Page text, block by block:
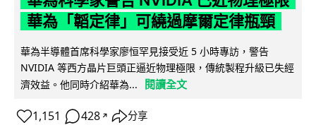
華為「韜定律」可繞過摩爾定律瓶頸
華為半導體首席科學家廖恒罕見接受近 5 小時專訪，警告
NVIDIA 等西方晶片巨頭正逼近物理極限，傳統製程升級已失經
濟效益。他同時介紹華為...
閱讀全文
1,151 428 ↗ 分享